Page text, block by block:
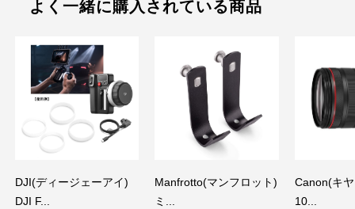
よく一緒に購入されている商品
DJI(ディージェーアイ)
DJI F...
Manfrotto(マンフロット)
ミ...
Canon(キ
10...